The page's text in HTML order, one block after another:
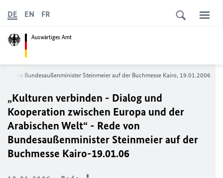
Auswärtiges Amt
DE EN FR
von Bundesaußenminister Steinmeier auf der Buchmesse Kairo, 19.01.2006
„Kulturen verbinden - Dialog und
Kooperation zwischen Europa und der
Arabischen Welt“ - Rede von
Bundesaußenminister Steinmeier auf der
Buchmesse Kairo-19.01.06